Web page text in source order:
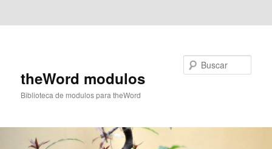
theWord modulos
Biblioteca de modulos para theWord